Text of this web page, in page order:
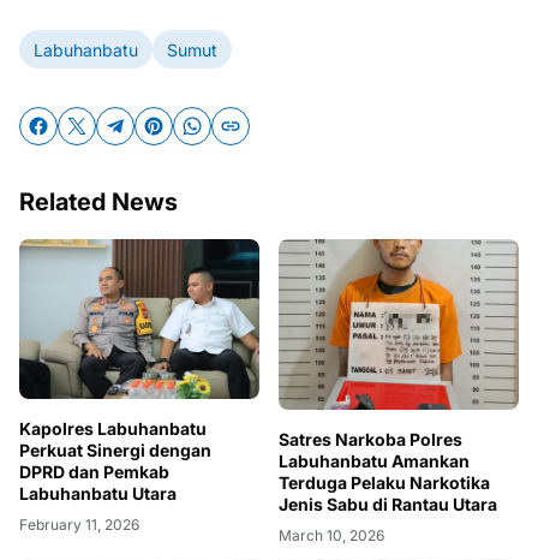
Labuhanbatu Sumut
Related News
Kapolres Labuhanbatu
Perkuat Sinergi dengan
DPRD dan Pemkab
Labuhanbatu Utara
February 11, 2026
Satres Narkoba Polres
Labuhanbatu Amankan
Terduga Pelaku Narkotika
Jenis Sabu di Rantau Utara
March 10, 2026